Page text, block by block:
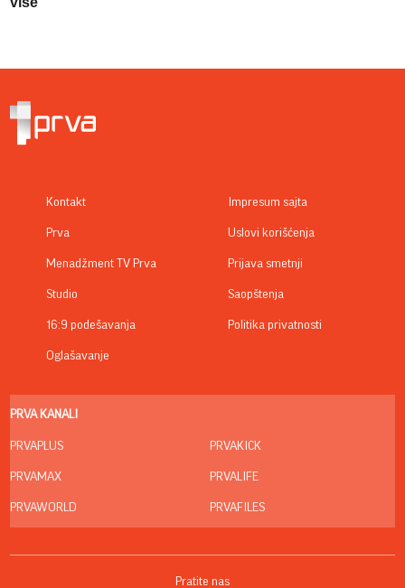
Kontakt
Prva
Menadžment TV Prva
Studio
16:9 podešavanja
Oglašavanje
Impresum sajta
Uslovi korišćenja
Prijava smetnji
Saopštenja
Politika privatnosti
PRVA KANALI
PRVAPLUS
PRVAMAX
PRVAWORLD
PRVAKICK
PRVALIFE
PRVAFILES
Pratite nas